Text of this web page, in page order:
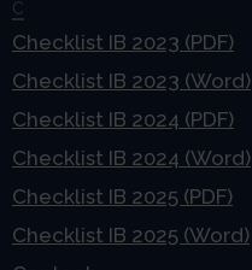
C
Checklist IB 2023 (PDF)
Checklist IB 2023 (Word)
Checklist IB 2024 (PDF)
Checklist IB 2024 (Word)
Checklist IB 2025 (PDF)
Checklist IB 2025 (Word)